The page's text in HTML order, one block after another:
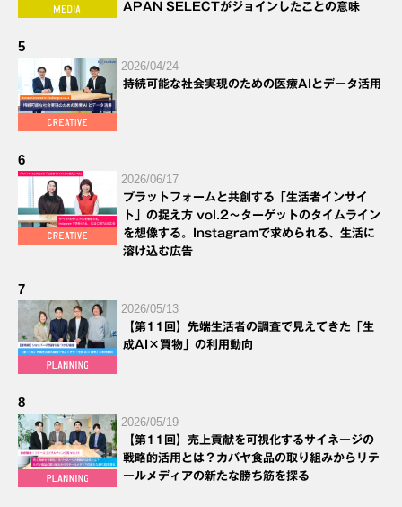
APAN SELECTがジョインしたことの意味
5
2026/04/24
持続可能な社会実現のための医療AIとデータ活用
6
2026/06/17
プラットフォームと共創する「生活者インサイ
ト」の捉え方 vol.2～ターゲットのタイムライン
を想像する。Instagramで求められる、生活に
溶け込む広告
7
2026/05/13
【第11回】先端生活者の調査で見えてきた「生
成AI×買物」の利用動向
8
2026/05/19
【第11回】売上貢献を可視化するサイネージの
戦略的活用とは？カバヤ食品の取り組みからリテ
ールメディアの新たな勝ち筋を探る